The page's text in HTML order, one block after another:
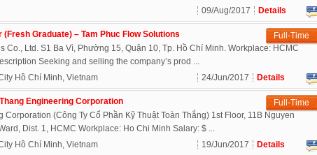
09/Aug/2017 Details
Graduate) – Tam Phuc Flow Solutions
Full-Time
Co., Ltd. S1 Ba Vì, Phường 15, Quận 10, Tp. Hồ Chí Minh. Workplace: HCMC
Seeking and selling the company’s prod ...
Hồ Chí Minh, Vietnam 24/Jun/2017 Details
Engineering Corporation
Full-Time
Corporation (Công Ty Cổ Phần Kỹ Thuật Toàn Thắng) 1st Floor, 11B Nguyen
Dist. 1, HCMC Workplace: Ho Chi Minh Salary: $ ...
Hồ Chí Minh, Vietnam 19/Jun/2017 Details